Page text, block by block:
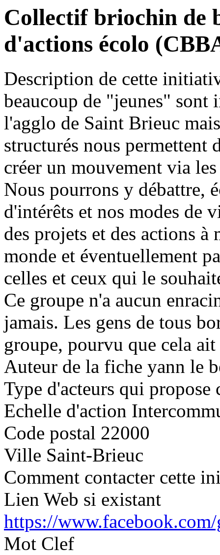
Collectif briochin de
d'actions écolo
Description de cette
beaucoup de "jeunes" sont
l'agglo de Saint Brieuc
structurés nous permettent
créer un mouvement via
Nous pourrons y débattre,
d'intérêts et nos modes de
des projets et des actions
monde et éventuellement
celles et ceux qui le
Ce groupe n'a aucun
jamais. Les gens de tous
groupe, pourvu que cela
Auteur de la fiche yann le
Type d'acteurs qui
Echelle d'action
Code postal 22000
Ville Saint-Brieuc
Comment contacter cette
Lien Web si existant
https://
Mot Clef